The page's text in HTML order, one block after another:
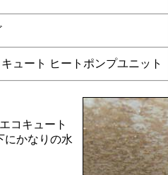
キュート ヒートポンプユニッ
コキュート
にかなりの水